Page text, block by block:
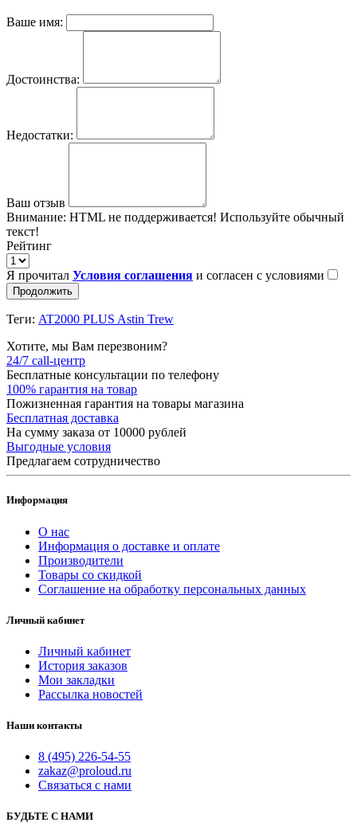
Ваше имя:
Достоинства:
Недостатки:
Ваш отзыв
Внимание: HTML не поддерживается! Используйте обычный
текст!
Рейтинг
Я прочитал Условия соглашения и согласен с условиями
Продолжить
Теги: AT2000 PLUS Astin Trew
Хотите, мы Вам перезвоним?
24/7 call-центр
Бесплатные консультации по телефону
100% гарантия на товар
Пожизненная гарантия на товары магазина
Бесплатная доставка
На сумму заказа от 10000 рублей
Выгодные условия
Предлагаем сотрудничество
Информация
О нас
Информация о доставке и оплате
Производители
Товары со скидкой
Соглашение на обработку персональных данных
Личный кабинет
Личный кабинет
История заказов
Мои закладки
Рассылка новостей
Наши контакты
8 (495) 226-54-55
zakaz@proloud.ru
Связаться с нами
БУДЬТЕ С НАМИ